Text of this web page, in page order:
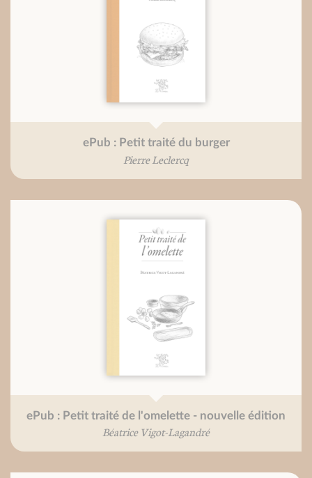
ePub : Petit traité du burger
Pierre Leclercq
ePub : Petit traité de l'omelette - nouvelle édition
Béatrice Vigot-Lagandré